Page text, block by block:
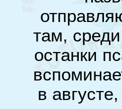
там,
останки
в